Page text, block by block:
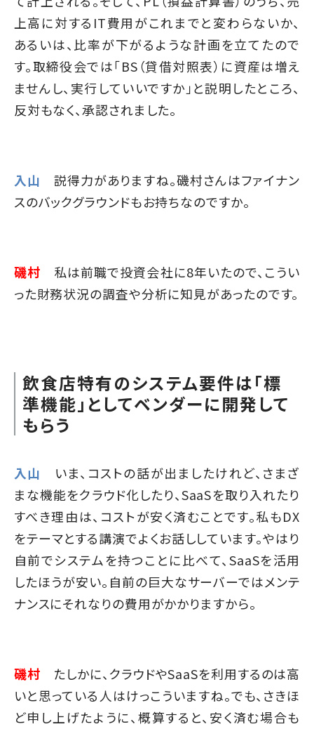
上高に対するIT費用がこれまでと変わらないか、
あるいは、比率が下がるような計画を立てたので
す。取締役会では「BS（貸借対照表）に資産は増え
ませんし、実行していいですか」と説明したところ、
反対もなく、承認されました。
入山 説得力がありますね。磯村さんはファイナン
スのバックグラウンドもお持ちなのですか。
磯村 私は前職で投資会社に8年いたので、こうい
った財務状況の調査や分析に知見があったのです。
飲食店特有のシステム要件は「標
準機能」としてベンダーに開発して
もらう
入山
いま、コストの話が出ましたけれど、さまざ
まな機能をクラウド化したり、SaaSを取り入れたり
すべき理由は、コストが安く済むことです。私もDX
をテーマとする講演でよくお話ししています。やはり
自前でシステムを持つことに比べて、SaaSを活用
したほうが安い。自前の巨大なサーバーではメンテ
ナンスにそれなりの費用がかかりますから。
磯村 たしかに、クラウドやSaaSを利用するのは高
いと思っている人はけっこういますね。でも、さきほ
ど申し上げたように、概算すると、安く済む場合も